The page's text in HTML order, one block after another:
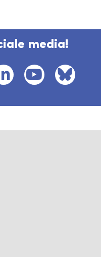
media!